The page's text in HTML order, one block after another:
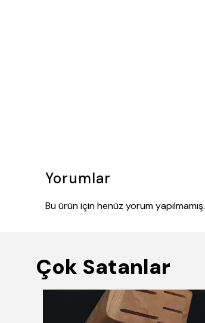
Yorumlar
Bu ürün için henüz yorum yapılmamış.
Çok Satanlar